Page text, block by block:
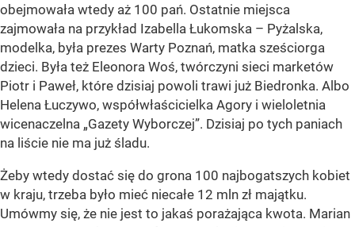
obejmowała wtedy aż 100 pań. Ostatnie miejsca
zajmowała na przykład Izabella Łukomska – Pyżalska,
modelka, była prezes Warty Poznań, matka sześciorga
dzieci. Była też Eleonora Woś, twórczyni sieci marketów
Piotr i Paweł, które dzisiaj powoli trawi już Biedronka. Albo
Helena Łuczywo, współwłaścicielka Agory i wieloletnia
wicenaczelna „Gazety Wyborczej”. Dzisiaj po tych paniach
na liście nie ma już śladu.
Żeby wtedy dostać się do grona 100 najbogatszych kobiet
w kraju, trzeba było mieć niecałe 12 mln zł majątku.
Umówmy się, że nie jest to jakaś porażająca kwota. Marian